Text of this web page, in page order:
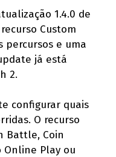
1.4.0 de
Custom
percursos e uma
já está
2.
configurar quais
O recurso
Battle, Coin
Online Play ou